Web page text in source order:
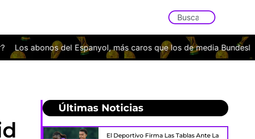
más caros que los de media Bundesliga El Elche CF oficializa
Últimas Noticias
El Deportivo Firma Las Tablas Ante La